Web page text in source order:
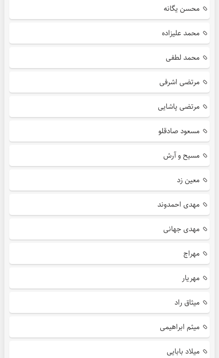
محسن یگانه
محمد علیزاده
محمد لطفی
مرتضی اشرفی
مرتضی پاشایی
مسعود صادقلو
مسیح و آرش
معین زد
مهدی احمدوند
مهدی جهانی
مهراج
مهریار
میثاق راد
میثم ابراهیمی
میلاد بابایی